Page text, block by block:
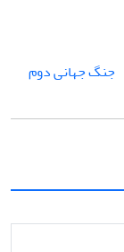
جنگ جهانی دوم